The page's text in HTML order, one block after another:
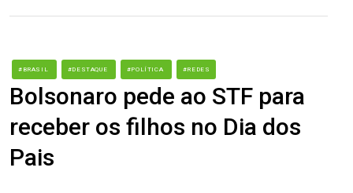
#BRASIL #DESTAQUE #POLÍTICA #REDES
Bolsonaro pede ao STF para
receber os filhos no Dia dos
Pais